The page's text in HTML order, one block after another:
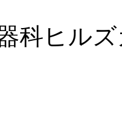
科ヒル